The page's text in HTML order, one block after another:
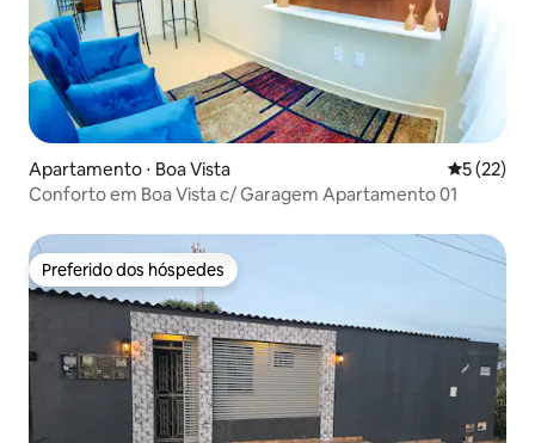
Apartamento ⋅ Boa Vista 5 de uma
5 (22)
Conforto em Boa Vista c/ Garagem Apartamento 01
Preferido dos hóspedes
Preferido dos hóspedes